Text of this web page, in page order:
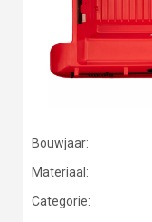
Bouwjaar:
Materiaal:
Categorie: